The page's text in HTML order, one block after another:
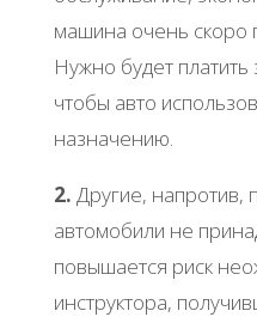
машина очень скоро
Нужно будет платить
чтобы авто
назначению.
2. Другие, напротив,
автомобили не
повышается риск
инструктора,